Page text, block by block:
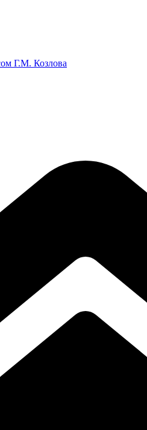
Г.М. Козлова